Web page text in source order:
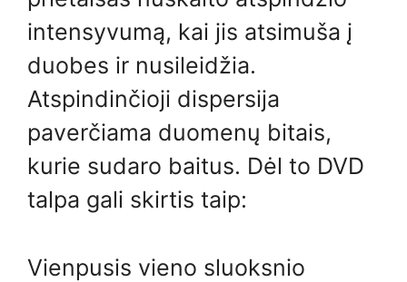
intensyvumą, kai jis atsimuša į
duobes ir nusileidžia.
Atspindinčioji dispersija
paverčiama duomenų bitais,
kurie sudaro baitus. Dėl to DVD
talpa gali skirtis taip:
Vienpusis vieno sluoksnio